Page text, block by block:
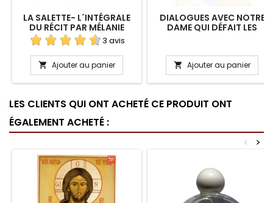
LA SALETTE- L´INTÉGRALE
DU RÉCIT PAR MÉLANIE
ELLE-MÊME SOCIÉTÉ SAINT-
AUGUSTIN
3 avis
 Ajouter au panier
DIALOGUES AVEC NOTRE
DAME QUI DÉFAIT LES
 Ajouter au panier
LES CLIENTS QUI ONT ACHETÉ CE PRODUIT ONT
ÉGALEMENT ACHETÉ :
>
<